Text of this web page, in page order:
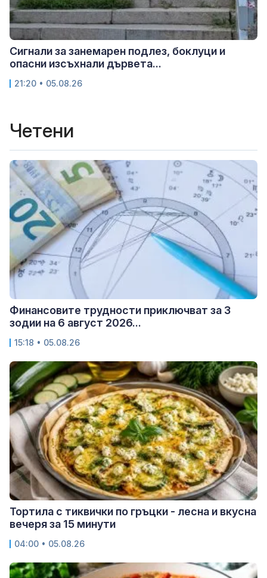
Сигнали за занемарен подлез, боклуци и
опасни изсъхнали дървета...
21:20 • 05.08.26
Четени
Финансовите трудности приключват за 3
зодии на 6 август 2026...
15:18 • 05.08.26
Тортила с тиквички по гръцки - лесна и вкусна
вечеря за 15 минути
04:00 • 05.08.26